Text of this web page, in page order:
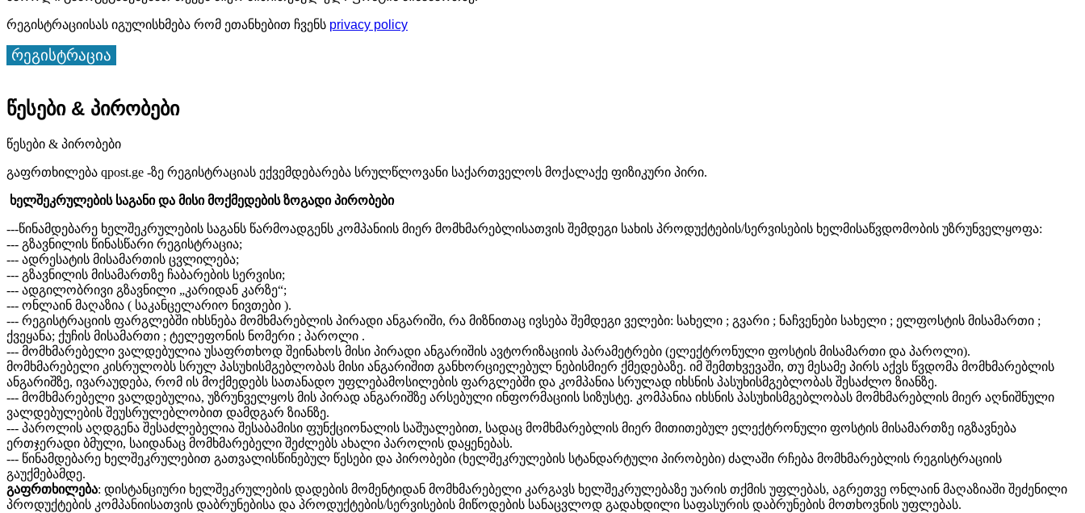
რეგისტრაციისას იგულისხმება რომ ეთანხებით ჩვენს privacy policy
რეგისტრაცია
წესები & პირობები
წესები & პირობები
გაფრთხილება qpost.ge -ზე რეგისტრაციას ექვემდებარება სრულწლოვანი საქართველოს მოქალაქე ფიზიკური პირი.
ხელშეკრულების საგანი და მისი მოქმედების ზოგადი პირობები
---წინამდებარე ხელშეკრულების საგანს წარმოადგენს კომპანიის მიერ მომხმარებლისათვის შემდეგი სახის პროდუქტების/სერვისების ხელმისაწვდომობის უზრუნველყოფა:
--- გზავნილის წინასწარი რეგისტრაცია;
--- ადრესატის მისამართის ცვლილება;
--- გზავნილის მისამართზე ჩაბარების სერვისი;
--- ადგილობრივი გზავნილი „კარიდან კარზე“;
--- ონლაინ მაღაზია ( საკანცელარიო ნივთები ).
--- რეგისტრაციის ფარგლებში იხსნება მომხმარებლის პირადი ანგარიში, რა მიზნითაც ივსება შემდეგი ველები: სახელი ; გვარი ; ნაჩვენები სახელი ; ელფოსტის მისამართი ;
ქვეყანა; ქუჩის მისამართი ; ტელეფონის ნომერი ; პაროლი .
--- მომხმარებელი ვალდებულია უსაფრთხოდ შეინახოს მისი პირადი ანგარიშის ავტორიზაციის პარამეტრები (ელექტრონული ფოსტის მისამართი და პაროლი).
მომხმარებელი კისრულობს სრულ პასუხისმგებლობას მისი ანგარიშით განხორციელებულ ნებისმიერ ქმედებაზე. იმ შემთხვევაში, თუ მესამე პირს აქვს წვდომა მომხმარებლის
ანგარიშზე, ივარაუდება, რომ ის მოქმედებს სათანადო უფლებამოსილების ფარგლებში და კომპანია სრულად იხსნის პასუხისმგებლობას შესაძლო ზიანზე.
--- მომხმარებელი ვალდებულია, უზრუნველყოს მის პირად ანგარიშზე არსებული ინფორმაციის სიზუსტე. კომპანია იხსნის პასუხისმგებლობას მომხმარებლის მიერ აღნიშნული
ვალდებულების შეუსრულებლობით დამდგარ ზიანზე.
--- პაროლის აღდგენა შესაძლებელია შესაბამისი ფუნქციონალის საშუალებით, სადაც მომხმარებლის მიერ მითითებულ ელექტრონული ფოსტის მისამართზე იგზავნება
ერთჯერადი ბმული, საიდანაც მომხმარებელი შეძლებს ახალი პაროლის დაყენებას.
--- წინამდებარე ხელშეკრულებით გათვალისწინებულ წესები და პირობები (ხელშეკრულების სტანდარტული პირობები) ძალაში რჩება მომხმარებლის რეგისტრაციის
გაუქმებამდე.
გაფრთხილება: დისტანციური ხელშეკრულების დადების მომენტიდან მომხმარებელი კარგავს ხელშეკრულებაზე უარის თქმის უფლებას, აგრეთვე ონლაინ მაღაზიაში შეძენილი
პროდუქტების კომპანიისათვის დაბრუნებისა და პროდუქტების/სერვისების მიწოდების სანაცვლოდ გადახდილი საფასურის დაბრუნების მოთხოვნის უფლებას.